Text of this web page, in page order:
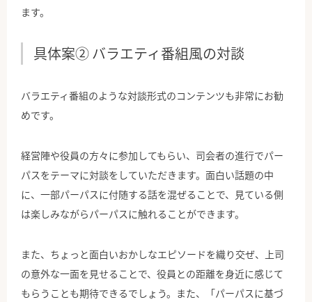
ます。
具体案② バラエティ番組風の対談
バラエティ番組のような対談形式のコンテンツも非常にお勧
めです。
経営陣や役員の方々に参加してもらい、司会者の進行でパー
パスをテーマに対談をしていただきます。面白い話題の中
に、一部パーパスに付随する話を混ぜることで、見ている側
は楽しみながらパーパスに触れることができます。
また、ちょっと面白いおかしなエピソードを織り交ぜ、上司
の意外な一面を見せることで、役員との距離を身近に感じて
もらうことも期待できるでしょう。また、「パーパスに基づ